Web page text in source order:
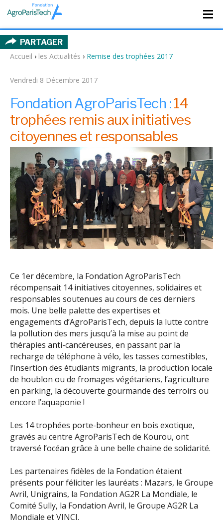
PARTAGER
Accueil › les Actualités › Remise des trophées 2017
Vendredi 8 Décembre 2017
Fondation AgroParisTech :14
trophées remis aux initiatives
citoyennes et responsables
Ce 1er décembre, la Fondation AgroParisTech
récompensait 14 initiatives citoyennes, solidaires et
responsables soutenues au cours de ces derniers
mois. Une belle palette des expertises et
engagements d’AgroParisTech, depuis la lutte contre
la pollution des mers jusqu’à la mise au point de
thérapies anti-cancéreuses, en passant par la
recharge de téléphone à vélo, les tasses comestibles,
l’insertion des étudiants migrants, la production locale
de houblon ou de fromages végétariens, l’agriculture
en parking, la découverte gourmande des terroirs ou
encore l’aquaponie !
Les 14 trophées porte-bonheur en bois exotique,
gravés au centre AgroParisTech de Kourou, ont
traversé l’océan grâce à une belle chaine de solidarité.
Les partenaires fidèles de la Fondation étaient
présents pour féliciter les lauréats : Mazars, le Groupe
Avril, Unigrains, la Fondation AG2R La Mondiale, le
Comité Sully, la Fondation Avril, le Groupe AG2R La
Mondiale et VINCI.